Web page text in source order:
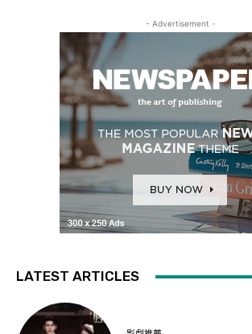
- Advertisement -
LATEST ARTICLES